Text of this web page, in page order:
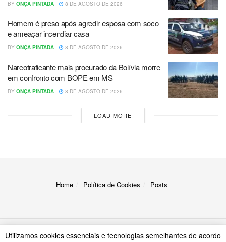
BY ONÇA PINTADA 8 DE AGOSTO DE 2026
Homem é preso após agredir esposa com soco
e ameaçar incendiar casa
BY ONÇA PINTADA 8 DE AGOSTO DE 2026
Narcotraficante mais procurado da Bolívia morre
em confronto com BOPE em MS
BY ONÇA PINTADA 8 DE AGOSTO DE 2026
LOAD MORE
Home Política de Cookies Posts
© 2023A Onça
Utilizamos cookies essenciais e tecnologias semelhantes de acordo